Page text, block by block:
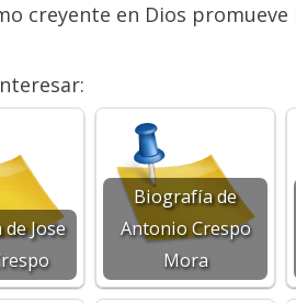
creyente en Dios
Jose
Biografía de
Antonio Crespo
Mora